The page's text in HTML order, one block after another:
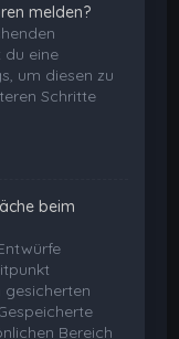
melden?
du eine
um diesen zu
Schritte
beim
Bereich